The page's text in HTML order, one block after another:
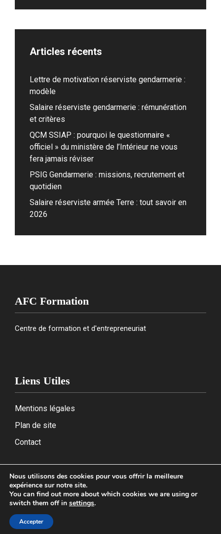
Articles récents
Lettre de motivation réserviste gendarmerie :
modèle
Salaire réserviste gendarmerie : rémunération
et critères
QCM SSIAP : pourquoi le questionnaire «
officiel » du ministère de l’Intérieur ne vous
fera jamais réviser
PSIG Gendarmerie : missions, recrutement et
quotidien
Salaire réserviste armée Terre : tout savoir en
2026
AFC Formation
Centre de formation et d'entrepreneuriat
Liens Utiles
Mentions légales
Plan de site
Contact
2026
Nous utilisons des cookies pour vous offrir la meilleure
expérience sur notre site.
You can find out more about which cookies we are using or
switch them off in settings.
Accepter